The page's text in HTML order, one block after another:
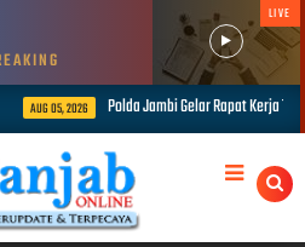
LIVE
05, 2026 Polda Jambi Gelar Rapat Kerja Teknis